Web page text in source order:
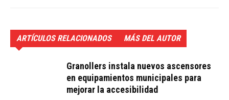
ARTÍCULOS RELACIONADOS MÁS DEL AUTOR
Granollers instala nuevos ascensores
en equipamientos municipales para
mejorar la accesibilidad